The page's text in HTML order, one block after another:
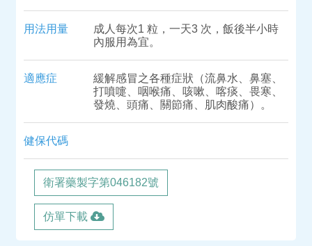
用法用量
成人每次1 粒，一天3 次，飯後半小時
內服用為宜。
適應症
緩解感冒之各種症狀（流鼻水、鼻塞、
打噴嚏、咽喉痛、咳嗽、喀痰、畏寒、
發燒、頭痛、關節痛、肌肉酸痛）。
健保代碼
衛署藥製字第046182號
仿單下載